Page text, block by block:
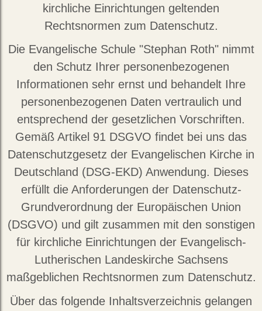
kirchliche Einrichtungen geltenden
Rechtsnormen zum Datenschutz.
Die Evangelische Schule "Stephan Roth" nimmt
den Schutz Ihrer personenbezogenen
Informationen sehr ernst und behandelt Ihre
personenbezogenen Daten vertraulich und
entsprechend der gesetzlichen Vorschriften.
Gemäß Artikel 91 DSGVO findet bei uns das
Datenschutzgesetz der Evangelischen Kirche in
Deutschland (DSG-EKD) Anwendung. Dieses
erfüllt die Anforderungen der Datenschutz-
Grundverordnung der Europäischen Union
(DSGVO) und gilt zusammen mit den sonstigen
für kirchliche Einrichtungen der Evangelisch-
Lutherischen Landeskirche Sachsens
maßgeblichen Rechtsnormen zum Datenschutz.
Über das folgende Inhaltsverzeichnis gelangen